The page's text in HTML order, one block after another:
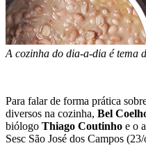
A cozinha do dia-a-dia é tema
Para falar de forma prática
diversos na cozinha, Bel
biólogo Thiago Coutinho e o
Sesc São José dos Campos